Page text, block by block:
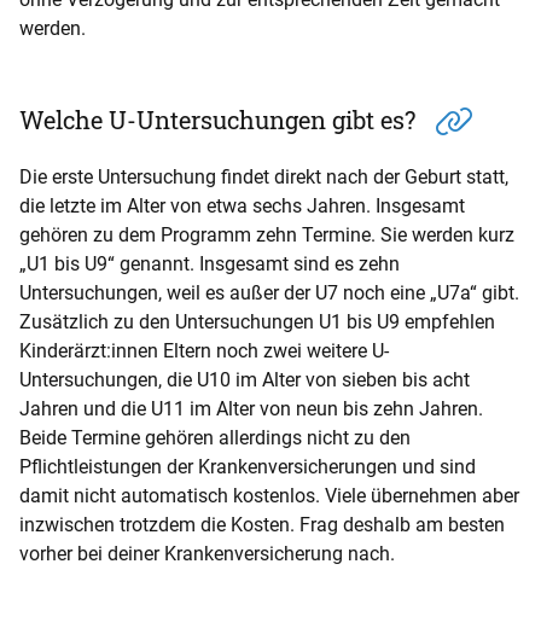
werden.
Welche U-Untersuchungen gibt es?
Die erste Untersuchung findet direkt nach der Geburt statt,
die letzte im Alter von etwa sechs Jahren. Insgesamt
gehören zu dem Programm zehn Termine. Sie werden kurz
„U1 bis U9“ genannt. Insgesamt sind es zehn
Untersuchungen, weil es außer der U7 noch eine „U7a“ gibt.
Zusätzlich zu den Untersuchungen U1 bis U9 empfehlen
Kinderärzt:innen Eltern noch zwei weitere U-
Untersuchungen, die U10 im Alter von sieben bis acht
Jahren und die U11 im Alter von neun bis zehn Jahren.
Beide Termine gehören allerdings nicht zu den
Pflichtleistungen der Krankenversicherungen und sind
damit nicht automatisch kostenlos. Viele übernehmen aber
inzwischen trotzdem die Kosten. Frag deshalb am besten
vorher bei deiner Krankenversicherung nach.